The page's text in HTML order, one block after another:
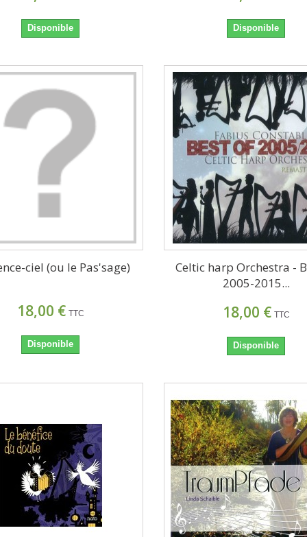
Disponible Disponible
ciel (ou le Pas'sage)
18,00 € TTC
Disponible
Celtic harp Orchestra -
2005-2015...
18,00 € TTC
Disponible